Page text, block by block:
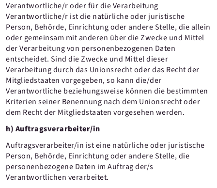
Verantwortliche/r oder für die Verarbeitung
Verantwortliche/r ist die natürliche oder juristische
Person, Behörde, Einrichtung oder andere Stelle, die allein
oder gemeinsam mit anderen über die Zwecke und Mittel
der Verarbeitung von personenbezogenen Daten
entscheidet. Sind die Zwecke und Mittel dieser
Verarbeitung durch das Unionsrecht oder das Recht der
Mitgliedstaaten vorgegeben, so kann die/der
Verantwortliche beziehungsweise können die bestimmten
Kriterien seiner Benennung nach dem Unionsrecht oder
dem Recht der Mitgliedstaaten vorgesehen werden.
h) Auftragsverarbeiter/in
Auftragsverarbeiter/in ist eine natürliche oder juristische
Person, Behörde, Einrichtung oder andere Stelle, die
personenbezogene Daten im Auftrag der/s
Verantwortlichen verarbeitet.